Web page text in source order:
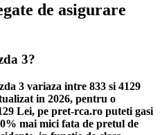
de asigurare
3?
3 variaza intre 833 si 4129
in 2026, pentru o
Lei, pe pret-rca.ro puteti gasi
mai mici fata de pretul de